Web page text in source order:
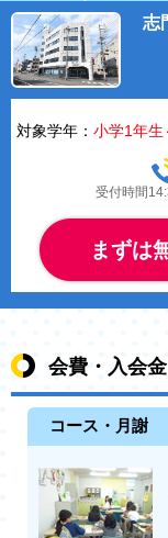
志
対象学年： 小学1年生
受付時間
まずは
会費・入会金
コース・月謝